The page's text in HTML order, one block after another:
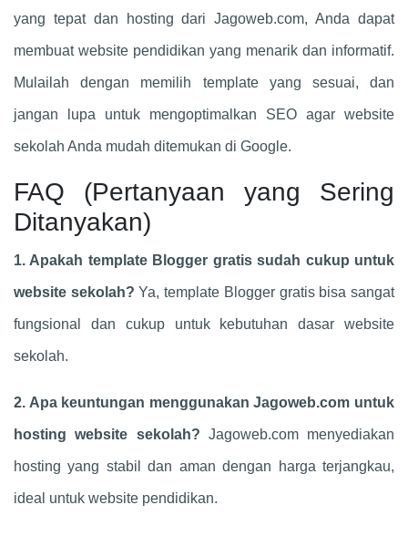
yang tepat dan hosting dari Jagoweb.com, Anda dapat
membuat website pendidikan yang menarik dan informatif.
Mulailah dengan memilih template yang sesuai, dan
jangan lupa untuk mengoptimalkan SEO agar website
sekolah Anda mudah ditemukan di Google.
FAQ (Pertanyaan yang Sering
Ditanyakan)
1. Apakah template Blogger gratis sudah cukup untuk
website sekolah? Ya, template Blogger gratis bisa sangat
fungsional dan cukup untuk kebutuhan dasar website
sekolah.
2. Apa keuntungan menggunakan Jagoweb.com untuk
hosting website sekolah? Jagoweb.com menyediakan
hosting yang stabil dan aman dengan harga terjangkau,
ideal untuk website pendidikan.